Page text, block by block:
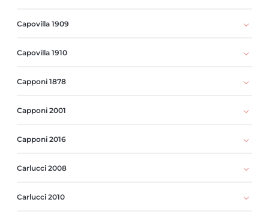
Capovilla 1909
Capovilla 1910
Capponi 1878
Capponi 2001
Capponi 2016
Carlucci 2008
Carlucci 2010